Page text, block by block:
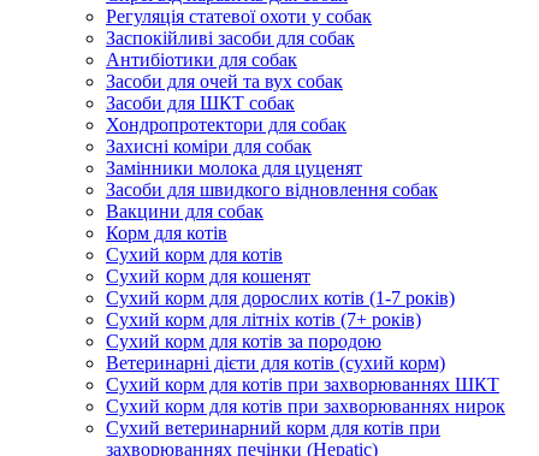
Регуляція статевої охоти у собак
Заспокійливі засоби для собак
Антибіотики для собак
Засоби для очей та вух собак
Засоби для ШКТ собак
Хондропротектори для собак
Захисні коміри для собак
Замінники молока для цуценят
Засоби для швидкого відновлення собак
Вакцини для собак
Корм для котів
Сухий корм для котів
Сухий корм для кошенят
Сухий корм для дорослих котів (1-7 років)
Сухий корм для літніх котів (7+ років)
Сухий корм для котів за породою
Ветеринарні дієти для котів (сухий корм)
Сухий корм для котів при захворюваннях ШКТ
Сухий корм для котів при захворюваннях нирок
Сухий ветеринарний корм для котів при
захворюваннях печінки (Hepatic)